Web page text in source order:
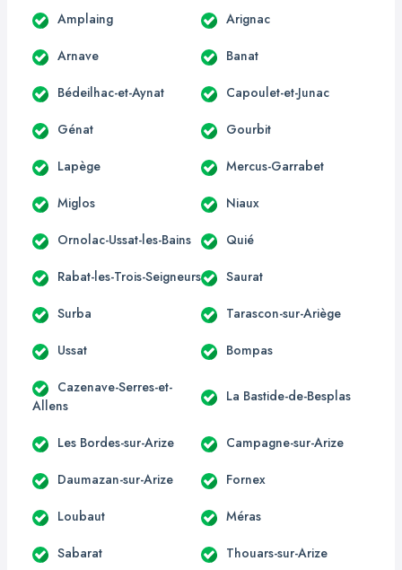
Amplaing Arignac
Arnave Banat
Bédeilhac-et-Aynat Capoulet-et-Junac
Génat Gourbit
Lapège Mercus-Garrabet
Miglos Niaux
Ornolac-Ussat-les-Bains Quié
Rabat-les-Trois-Seigneurs Saurat
Surba Tarascon-sur-Ariège
Ussat Bompas
Cazenave-Serres-et-
Allens
La Bastide-de-Besplas
Les Bordes-sur-Arize Campagne-sur-Arize
Daumazan-sur-Arize Fornex
Loubaut Méras
Sabarat Thouars-sur-Arize